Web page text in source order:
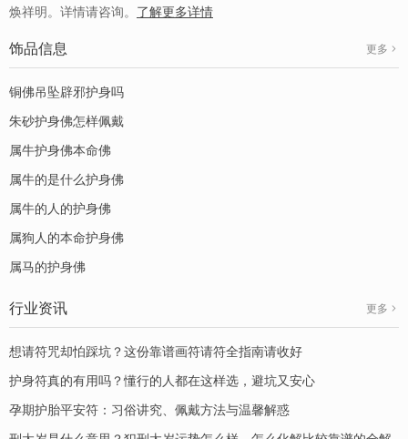
焕祥明。详情请咨询。 了解更多详情
饰品信息 更多
铜佛吊坠辟邪护身吗
朱砂护身佛怎样佩戴
属牛护身佛本命佛
属牛的是什么护身佛
属牛的人的护身佛
属狗人的本命护身佛
属马的护身佛
行业资讯 更多
想请符咒却怕踩坑？这份靠谱画符请符全指南请收好
护身符真的有用吗？懂行的人都在这样选，避坑又安心
孕期护胎平安符：习俗讲究、佩戴方法与温馨解惑